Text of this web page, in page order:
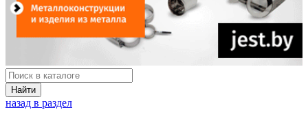
Найти
назад в раздел